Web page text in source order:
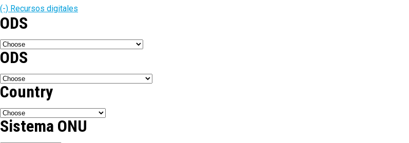
(-) Recursos digitales
ODS
ODS
Country
Sistema ONU